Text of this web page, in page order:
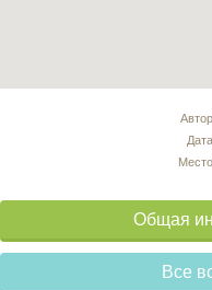
Общая
Все